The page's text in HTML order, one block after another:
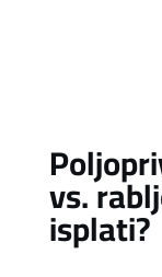
vs.
isplati?